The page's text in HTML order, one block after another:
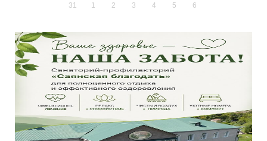
31 1 2 3 4 5 6